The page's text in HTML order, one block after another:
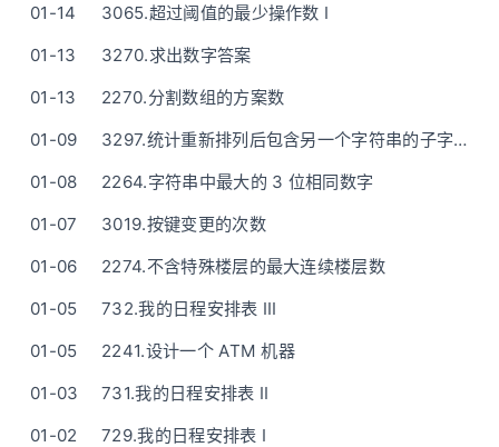
01-14
3065.超过阈值的最少操作数 I
01-13
3270.求出数字答案
01-13
2270.分割数组的方案数
01-09
3297.统计重新排列后包含另一个字符串的子字符串数目 I/II(3298)
01-08
2264.字符串中最大的 3 位相同数字
01-07
3019.按键变更的次数
01-06
2274.不含特殊楼层的最大连续楼层数
01-05
732.我的日程安排表 III
01-05
2241.设计一个 ATM 机器
01-03
731.我的日程安排表 II
01-02
729.我的日程安排表 I